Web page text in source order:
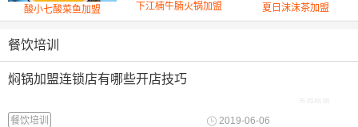
酸小七酸菜鱼加盟 下江楠牛腩火锅加盟 夏日沫沫茶加盟
餐饮培训
焖锅加盟连锁店有哪些开店技巧
2019-06-06
餐饮培训